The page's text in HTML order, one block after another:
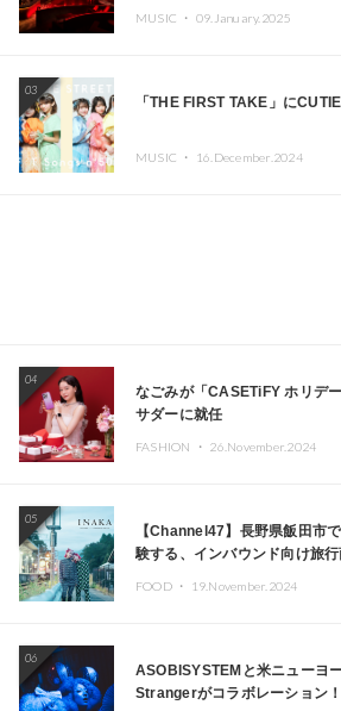
MUSIC ・ 09.January.2025
03
「THE FIRST TAKE」に
MUSIC ・ 16.December.2024
04
なごみが「CASETiFY ホリデ
サダーに就任
FASHION ・ 26.November.2024
05
【Channel47】長野県飯田市
験する、インバウンド向け旅
FOOD ・ 19.November.2024
06
ASOBISYSTEMと米ニューヨ
Strangerがコラボレーション